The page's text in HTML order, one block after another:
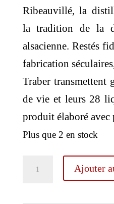
Ribeauvillé, la
la tradition de la
alsacienne. Restés
fabrication
Traber transmettent
de vie et leurs 28
produit élaboré avec
Plus que 2 en stock
quantité
Ajouter